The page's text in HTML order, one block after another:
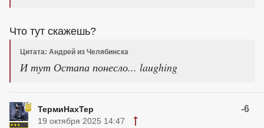
Что тут скажешь?
Цитата: Андрей из Челябинска
И тут Остапа понесло... laughing
ТермиНахТер -6
19 октября 2025 14:47